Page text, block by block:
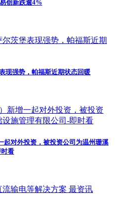
创新跌逾4%
现强势，帕福斯近期状态回暖
起对外投资，被投资公司为温州珊溪
看